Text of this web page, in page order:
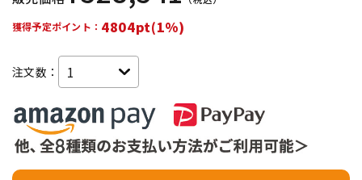
獲得予定ポイント： 4804pt(1%)
注文数：